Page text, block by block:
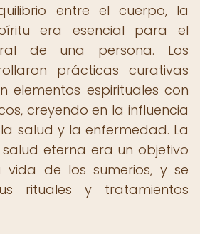
entre el cuerpo, la
era esencial para el
de una persona. Los
prácticas curativas
elementos espirituales con
creyendo en la influencia
salud y la enfermedad. La
eterna era un objetivo
vida de los sumerios, y se
rituales y tratamientos